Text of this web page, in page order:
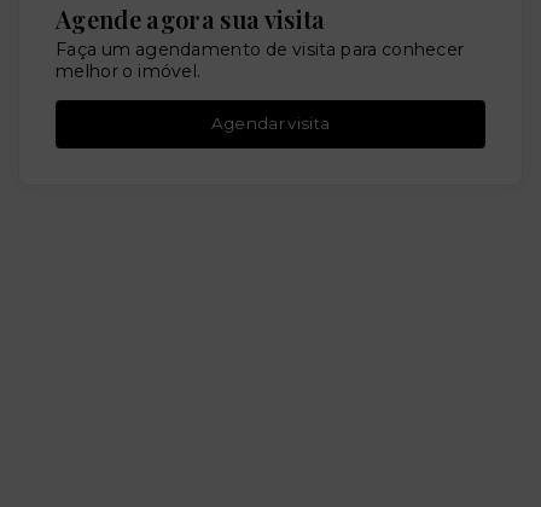
Agende agora sua visita
Faça um agendamento de visita para conhecer
melhor o imóvel.
Agendar visita